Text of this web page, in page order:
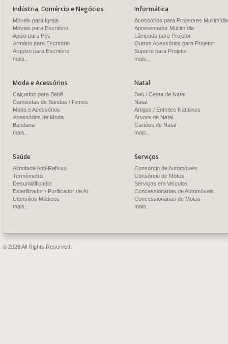
Indústria, Comércio e Negócios
Móveis para Igreja
Móveis para Escritório
Apoio para Pés
Armário para Escritório
Arquivo para Escritório
mais..
Informática
Acessórios para Projetores Multimídia
Apresentador Multimídia
Lâmpada para Projetor
Outros Acessórios para Projetor
Suporte para Projetor
mais..
Moda e Acessórios
Calçados para Bebê
Camisetas de Bandas / Filmes
Moda e Acessórios
Acessórios de Moda
Bandana
mais..
Natal
Baú / Cesta de Natal
Natal
Artigos / Enfeites Natalinos
Árvore de Natal
Cartões de Natal
mais..
Saúde
Almofada Anti-Refluxo
Termômetro
Desumidificador
Esterilizador / Purificador de Ar
Utensílios Médicos
mais..
Serviços
Consórcio de Automóveis
Consórcio de Motos
Serviços em Veículos
Concessionárias de Automóveis
Concessionárias de Motos
mais..
© 2026 All Rights Reserved.